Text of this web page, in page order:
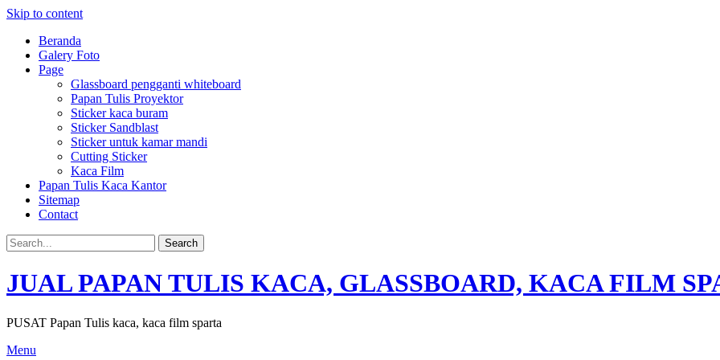
Skip to content
Beranda
Galery Foto
Page
Glassboard pengganti whiteboard
Papan Tulis Proyektor
Sticker kaca buram
Sticker Sandblast
Sticker untuk kamar mandi
Cutting Sticker
Kaca Film
Papan Tulis Kaca Kantor
Sitemap
Contact
JUAL PAPAN TULIS KACA, GLASSBOARD, KACA FILM
PUSAT Papan Tulis kaca, kaca film sparta
Menu